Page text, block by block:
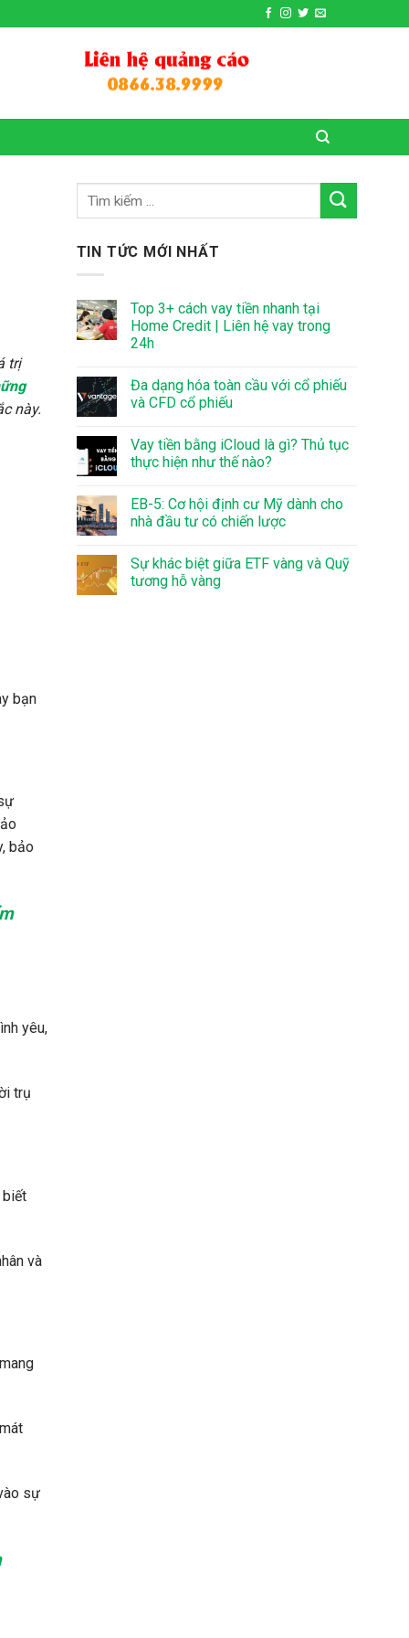
trị
này.
bạn
bảo
yêu,
trụ
biết
và
sự
TIN TỨC MỚI NHẤT
Top 3+ cách vay tiền nhanh tại
Home Credit | Liên hệ vay trong
24h
Đa dạng hóa toàn cầu với cổ phiếu
và CFD cổ phiếu
Vay tiền bằng iCloud là gì? Thủ tục
thực hiện như thế nào?
EB-5: Cơ hội định cư Mỹ dành cho
nhà đầu tư có chiến lược
Sự khác biệt giữa ETF vàng và Quỹ
tương hỗ vàng